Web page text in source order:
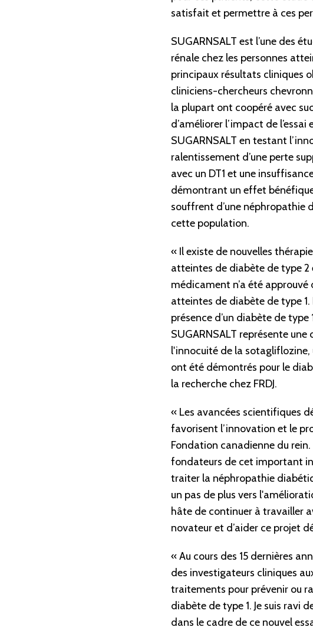
satisfait et permettre à ces
SUGARNSALT est l’une des
rénale chez les personnes
principaux résultats cliniques
cliniciens-chercheurs
la plupart ont coopéré avec
d’améliorer l’impact de
SUGARNSALT en testant
ralentissement d’une perte
avec un DT1 et une
démontrant un effet
souffrent d’une néphropathie
cette population.
« Il existe de nouvelles
atteintes de diabète de type 2
médicament n’a été approuvé
atteintes de diabète de type
présence d’un diabète de type
SUGARNSALT représente
l'innocuité de la
ont été démontrés pour le
la recherche chez FRDJ.
« Les avancées scientifiques
favorisent l’innovation et le
Fondation canadienne du
fondateurs de cet important
traiter la néphropathie
un pas de plus vers
hâte de continuer à travailler
novateur et d’aider ce projet
« Au cours des 15 dernières
des investigateurs cliniques
traitements pour prévenir ou
diabète de type 1. Je suis ravi
dans le cadre de ce nouvel